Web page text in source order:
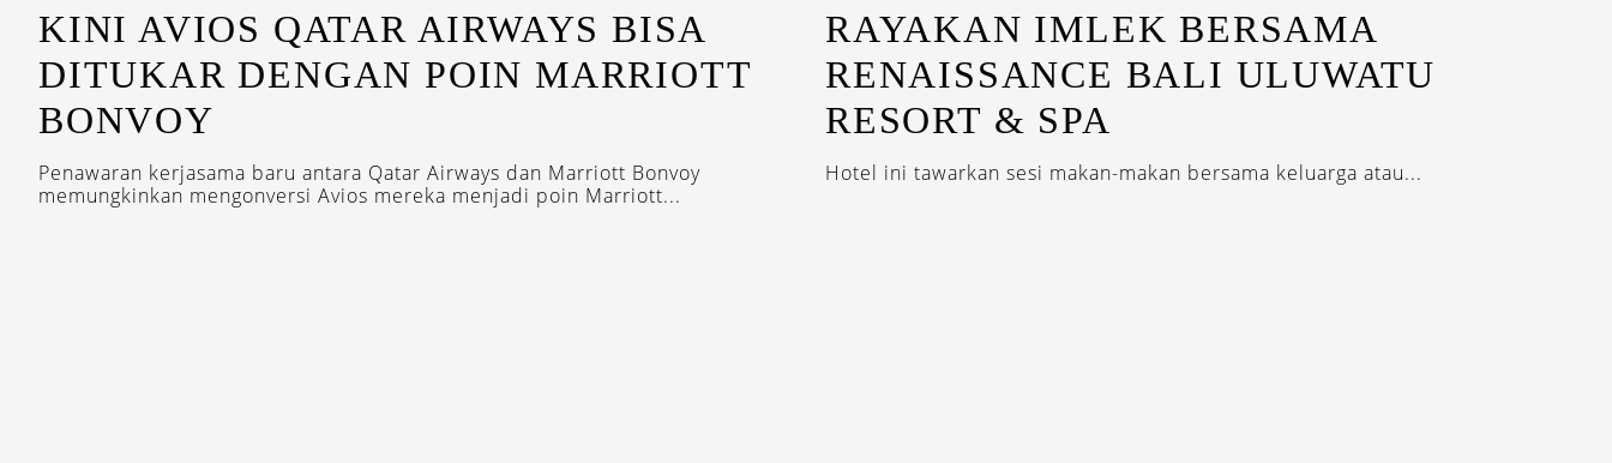
KINI AVIOS QATAR AIRWAYS BISA
DITUKAR DENGAN POIN MARRIOTT
BONVOY
Penawaran kerjasama baru antara Qatar Airways dan Marriott Bonvoy
memungkinkan mengonversi Avios mereka menjadi poin Marriott...
RAYAKAN IMLEK BERSAMA
RENAISSANCE BALI ULUWATU
RESORT & SPA
Hotel ini tawarkan sesi makan-makan bersama keluarga atau...